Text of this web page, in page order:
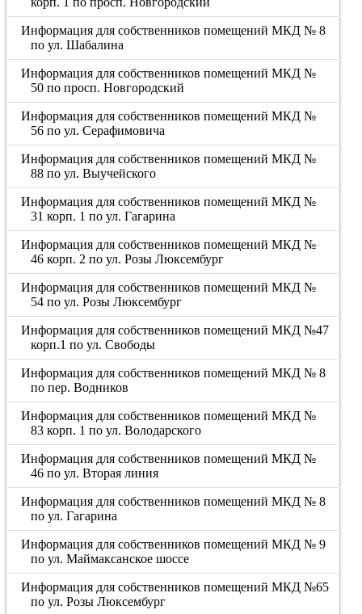
Информация для собственников помещений МКД № 8
по ул. Шабалина
Информация для собственников помещений МКД №
50 по просп. Новгородский
Информация для собственников помещений МКД №
56 по ул. Серафимовича
Информация для собственников помещений МКД №
88 по ул. Выучейского
Информация для собственников помещений МКД №
31 корп. 1 по ул. Гагарина
Информация для собственников помещений МКД №
46 корп. 2 по ул. Розы Люксембург
Информация для собственников помещений МКД №
54 по ул. Розы Люксембург
Информация для собственников помещений МКД №47
корп.1 по ул. Свободы
Информация для собственников помещений МКД № 8
по пер. Водников
Информация для собственников помещений МКД №
83 корп. 1 по ул. Володарского
Информация для собственников помещений МКД №
46 по ул. Вторая линия
Информация для собственников помещений МКД № 8
по ул. Гагарина
Информация для собственников помещений МКД № 9
по ул. Маймаксанское шоссе
Информация для собственников помещений МКД №65
по ул. Розы Люксембург